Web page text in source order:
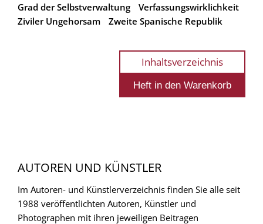
Grad der Selbstverwaltung
Verfassungswirklichkeit
Ziviler Ungehorsam
Zweite Spanische Republik
Inhaltsverzeichnis
AUTOREN UND KÜNSTLER
Im Autoren- und Künstlerverzeichnis finden Sie alle seit
1988 veröffentlichten Autoren, Künstler und
Photographen mit ihren jeweiligen Beitragen